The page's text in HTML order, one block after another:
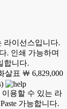
라이선스입니다.
. 인쇄 가능하며
합니다.
￦ 6,829,000
용할 수 있는 라
가능합니다.